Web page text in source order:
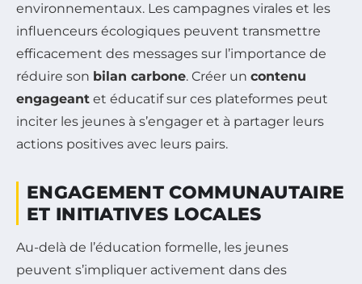
environnementaux. Les campagnes virales et les
influenceurs écologiques peuvent transmettre
efficacement des messages sur l’importance de
réduire son bilan carbone. Créer un contenu
engageant et éducatif sur ces plateformes peut
inciter les jeunes à s’engager et à partager leurs
actions positives avec leurs pairs.
ENGAGEMENT COMMUNAUTAIRE
ET INITIATIVES LOCALES
Au-delà de l’éducation formelle, les jeunes
peuvent s’impliquer activement dans des